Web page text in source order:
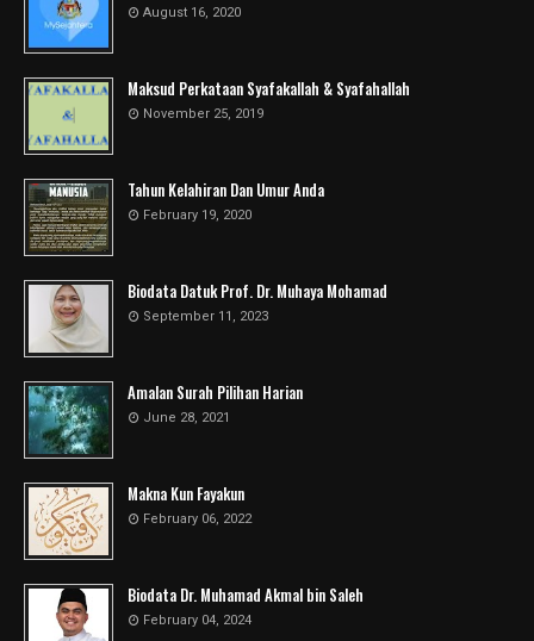
August 16, 2020
Maksud Perkataan Syafakallah & Syafahallah
November 25, 2019
Tahun Kelahiran Dan Umur Anda
February 19, 2020
Biodata Datuk Prof. Dr. Muhaya Mohamad
September 11, 2023
Amalan Surah Pilihan Harian
June 28, 2021
Makna Kun Fayakun
February 06, 2022
Biodata Dr. Muhamad Akmal bin Saleh
February 04, 2024